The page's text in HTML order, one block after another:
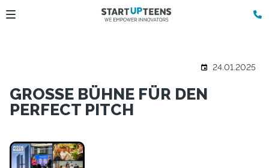
24.01.2025
GROSSE BÜHNE FÜR DEN
PERFECT PITCH